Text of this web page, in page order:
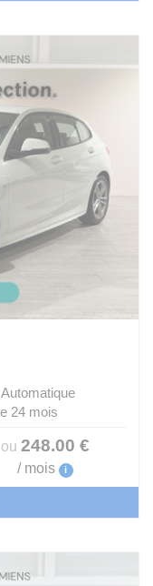
24 mois
ou 248.00 €
/ mois i